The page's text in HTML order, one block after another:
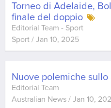
Torneo di Adelaide,
finale del doppio
Editorial Team - Sport
Sport / Jan 10, 2025
Nuove polemiche
Editorial Team
Australian News / Jan 10,